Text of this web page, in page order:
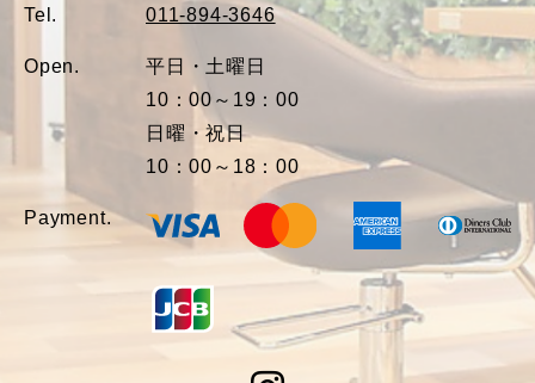
Tel. 011-894-3646
Open.
平日・土曜日
10：00～19：00
日曜・祝日
10：00～18：00
Payment.